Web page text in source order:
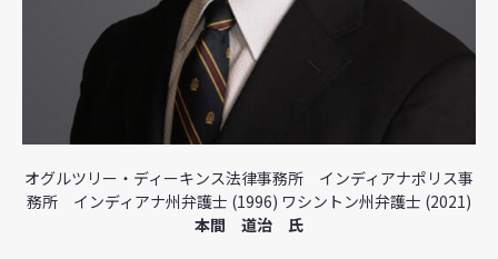
オグルツリー・ディーキンス法律事務所 インディアナポリス事
務所 インディアナ州弁護士 (1996) ワシントン州弁護士 (2021)
本間 道治 氏